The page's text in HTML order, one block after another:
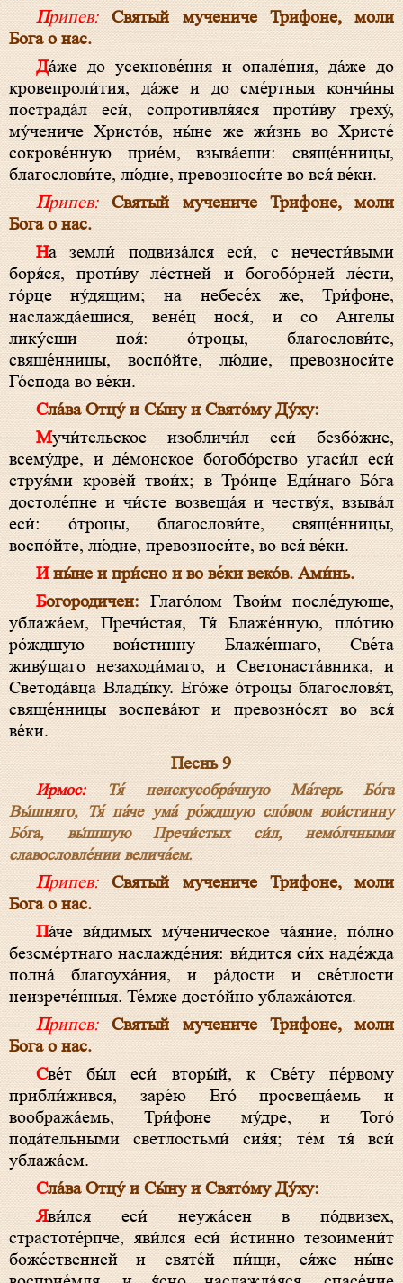
Припев:
Святый мучениче Трифоне, моли
Бога о нас.
Да́же до усекнове́ния и опале́ния, да́же до
кровепроли́тия, да́же и до сме́ртныя кончи́ны
пострада́л еси́, сопротивля́яся проти́ву греху́,
му́чениче Христо́в, ны́не же жи́знь во Христе́
сокрове́нную прие́м, взыва́еши: свяще́нницы,
благослови́те, лю́дие, превозноси́те во вся́ ве́ки.
Припев:
Святый мучениче Трифоне, моли
Бога о нас.
На земли́ подвиза́лся еси́, с нечести́выми
боря́ся, проти́ву ле́стней и богобо́рней ле́сти,
го́рце ну́дящим; на небесе́х же, Три́фоне,
наслажда́ешися, вене́ц нося́, и со Ангелы
лику́еши поя́: о́троцы, благослови́те,
свяще́нницы, воспо́йте, лю́дие, превозноси́те
Го́спода во ве́ки.
Сла́ва Отцу́ и Сы́ну и Свято́му Ду́ху:
Мучи́тельское изобличи́л еси́ безбо́жие,
всему́дре, и де́монское богобо́рство угаси́л еси́
струя́ми крове́й твои́х; в Тро́ице Еди́наго Бо́га
достоле́пне и чи́сте возвеща́я и честву́я, взыва́л
еси́: о́троцы, благослови́те, свяще́нницы,
воспо́йте, лю́дие, превозноси́те, во вся́ ве́ки.
И ны́не и при́сно и во ве́ки веко́в. Ами́нь.
Богородичен:Глаго́лом Твои́м после́дующе,
ублажа́ем, Пречи́стая, Тя́ Блаже́нную, пло́тию
ро́ждшую вои́стинну Блаже́ннаго, Све́та
живу́щаго незаходи́маго, и Светонаста́вника, и
Светода́вца Влады́ку. Его́же о́троцы благословя́т,
свяще́нницы воспева́ют и превозно́сят во вся́
ве́ки.
Песнь 9
Ирмос:Тя́ неискусобра́чную Ма́терь Бо́га
Вы́шняго, Тя́ па́че ума́ ро́ждшую сло́вом вои́стинну
Бо́га, вы́шшую Пречи́cтых си́л, немо́лчными
славословле́нии велича́ем.
Припев:
Святый мучениче Трифоне, моли
Бога о нас.
Па́че ви́димых му́ченическое ча́яние, по́лно
безсме́ртнаго наслажде́ния: ви́дится си́х наде́жда
полна́ благоуха́ния, и ра́дости и све́тлости
неизрече́нныя. Те́мже досто́йно ублажа́ются.
Припев:
Святый мучениче Трифоне, моли
Бога о нас.
Све́т бы́л еси́ вторы́й, к Све́ту пе́рвому
прибли́жився, заре́ю Его́ просвеща́емь и
вообража́емь, Три́фоне му́дре, и Того́
пода́тельными светлостьми́ сия́я; те́м тя́ вси́
ублажа́ем.
Сла́ва Отцу́ и Сы́ну и Свято́му Ду́ху:
Яви́лся еси́ неужа́сен в по́двизех,
страстоте́рпче, яви́лся еси́ и́стинно тезоимени́т
боже́ственней и святе́й пи́щи, ея́же ны́не